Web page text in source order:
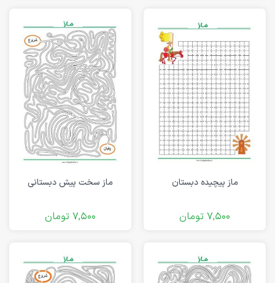
ماز پیچیده دبستان
7,500 تومان
ماز سخت پیش دبستانی
7,500 تومان